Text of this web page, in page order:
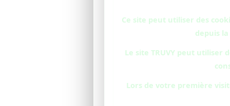
Ce site peut utiliser des
depuis
Le site TRUVY peut utiliser
Lors de votre première